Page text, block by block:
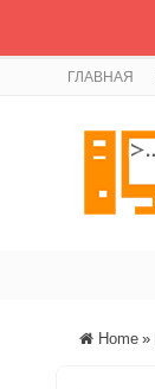
ГЛАВНАЯ
Home »